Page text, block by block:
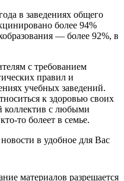
в заведениях общего
более 94%
— более 92%, в
с требованием
правил и
учебных заведений.
к здоровью своих
коллектив с любыми
то болеет в семье.
в удобное для Вас
материалов разрешается